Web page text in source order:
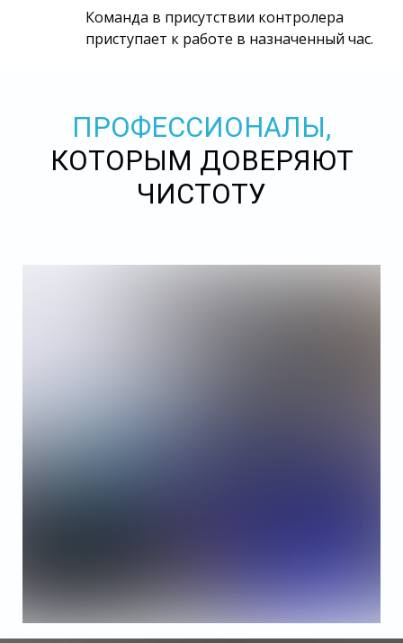
Команда в присутствии контролера
приступает к работе в назначенный час.
ПРОФЕССИОНАЛЫ,
КОТОРЫМ ДОВЕРЯЮТ
ЧИСТОТУ